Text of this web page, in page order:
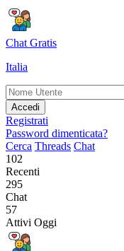
Chat Gratis
Italia
Accedi
Registrati
Password dimenticata?
Cerca Threads Chat
102
Recenti
295
Chat
57
Attivi Oggi